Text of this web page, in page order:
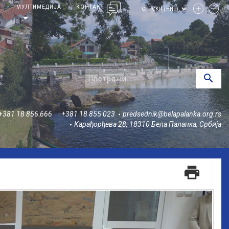
МУЛТИМЕДИЈА
arrow_drop_down
КОНТАКТ
search
18 856 666 +381 18 855 023
predsednik@belapalanka.org.rs
Карађорђева 28, 18310 Бела Паланка, Србија
print